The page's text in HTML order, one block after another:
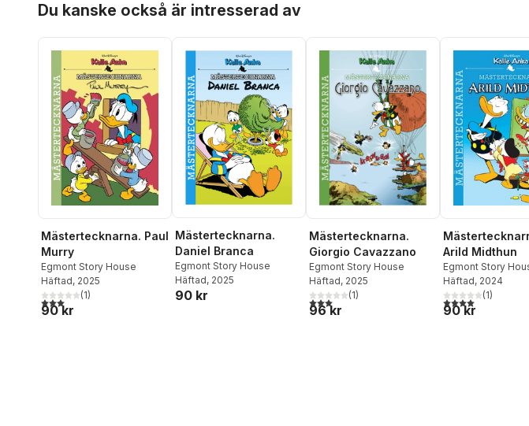
Du kanske också är intresserad av
Mästertecknarna. Paul
Murry
Egmont Story House
Häftad, 2025
3,0utav 5 stjärnor. Totalt antal röster:
(1)
90 kr
Mästertecknarna.
Daniel Branca
Egmont Story House
Häftad, 2025
90 kr
Mästertecknarna.
Giorgio Cavazzano
Egmont Story House
Häftad, 2025
3,0utav 5 stjärnor. Totalt antal röster:
(1)
96 kr
Arild Midthun
Egmont Story
Häftad, 2024
4,0utav 5 stjärnor.
(1)
90 kr